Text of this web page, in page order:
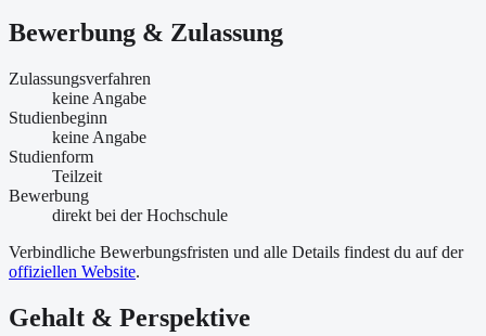
Bewerbung & Zulassung
Zulassungsverfahren
keine Angabe
Studienbeginn
keine Angabe
Studienform
Teilzeit
Bewerbung
direkt bei der Hochschule
Verbindliche Bewerbungsfristen und alle Details findest du auf der
offiziellen Website.
Gehalt & Perspektive